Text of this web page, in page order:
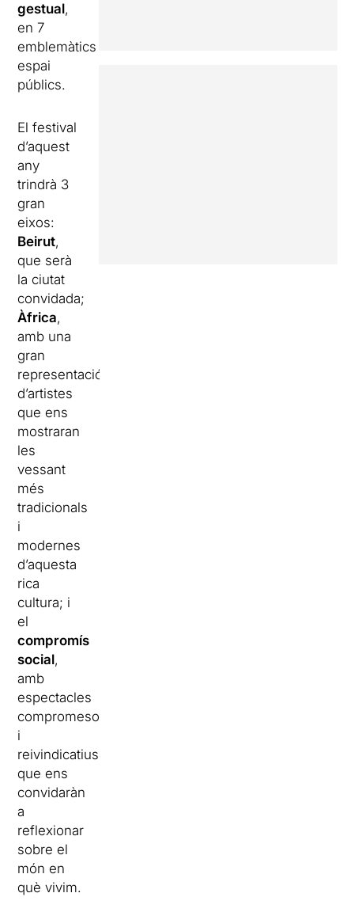
gestual,
en 7
emblemàtics
espai
públics.
El festival
d’aquest
any
trindrà 3
gran
eixos:
Beirut,
que serà
la ciutat
convidada;
Àfrica,
amb una
gran
representació
d’artistes
que ens
mostraran
les
vessant
més
tradicionals
i
modernes
d’aquesta
rica
cultura; i
el
compromís
social,
amb
espectacles
compromesos
i
reivindicatius
que ens
convidaràn
a
reflexionar
sobre el
món en
què vivim.